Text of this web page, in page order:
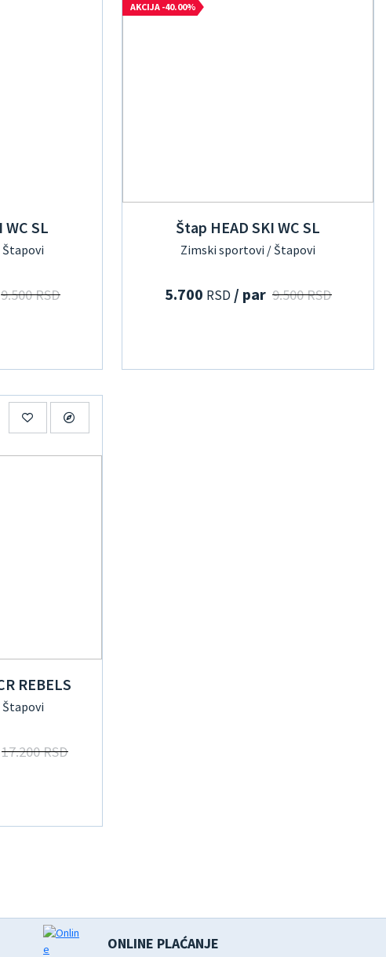
WC SL
9.500 RSD
AKCIJA -40.00%
Štap HEAD SKI WC SL
Zimski sportovi / Štapovi
5.700 RSD/ par 9.500 RSD
REBELS
17.200 RSD
ONLINE PLAĆANJE